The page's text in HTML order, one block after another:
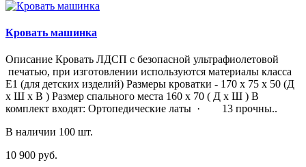
Кровать машинка
Описание Кровать ЛДСП с безопасной ультрафиолетовой
печатью, при изготовлении используются материалы класса
Е1 (для детских изделий) Размеры кроватки - 170 х 75 х 50 (Д
х Ш х В ) Размер спального места 160 х 70 ( Д х Ш ) В
комплект входят: Ортопедические латы · 13 прочны..
В наличии 100 шт.
10 900 руб.